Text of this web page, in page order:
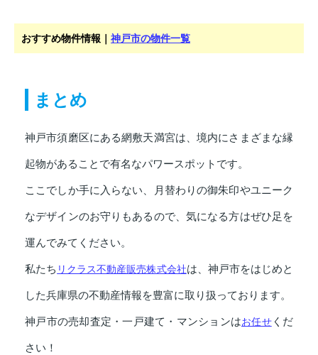
おすすめ物件情報｜ 神戸市の物件一覧
まとめ
神戸市須磨区にある網敷天満宮は、境内にさまざまな縁
起物があることで有名なパワースポットです。
ここでしか手に入らない、月替わりの御朱印やユニーク
なデザインのお守りもあるので、気になる方はぜひ足を
運んでみてください。
私たち リクラス不動産販売株式会社は、神戸市をはじめと
した兵庫県の不動産情報を豊富に取り扱っております。
神戸市の売却査定・一戸建て・マンションはお任せくだ
さい！